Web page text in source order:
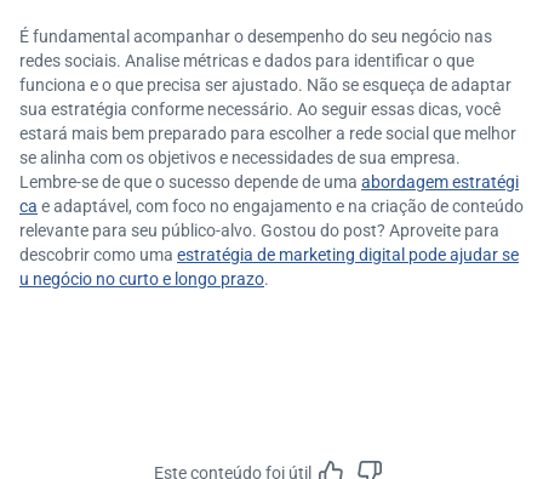
É fundamental acompanhar o desempenho do seu negócio nas
redes sociais. Analise métricas e dados para identificar o que
funciona e o que precisa ser ajustado. Não se esqueça de adaptar
sua estratégia conforme necessário. Ao seguir essas dicas, você
estará mais bem preparado para escolher a rede social que melhor
se alinha com os objetivos e necessidades de sua empresa.
Lembre-se de que o sucesso depende de uma abordagem estratégi
ca e adaptável, com foco no engajamento e na criação de conteúdo
relevante para seu público-alvo. Gostou do post? Aproveite para
descobrir como uma estratégia de marketing digital pode ajudar se
u negócio no curto e longo prazo.
Este conteúdo foi útil